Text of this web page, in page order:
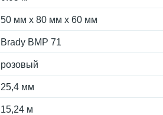
50 мм x 80 мм x 60 мм
Brady BMP 71
розовый
25,4 мм
15,24 м